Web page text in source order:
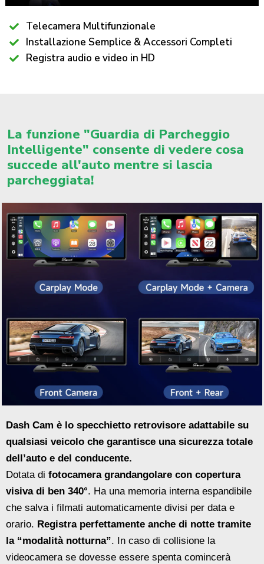
Telecamera Multifunzionale
Installazione Semplice & Accessori Completi
Registra audio e video in HD
La funzione "Guardia di Parcheggio
Intelligente" consente di vedere cosa
succede all'auto mentre si lascia
parcheggiata!
Dash Cam è lo specchietto retrovisore adattabile su
qualsiasi veicolo che garantisce una sicurezza totale
dell’auto e del conducente.
Dotata di fotocamera grandangolare con copertura
visiva di ben 340°. Ha una memoria interna espandibile
che salva i filmati automaticamente divisi per data e
orario. Registra perfettamente anche di notte tramite
la “modalità notturna”. In caso di collisione la
videocamera se dovesse essere spenta comincerà